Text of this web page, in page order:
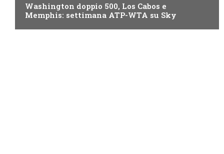
Washington doppio 500, Los Cabos e
Memphis: settimana ATP-WTA su Sky